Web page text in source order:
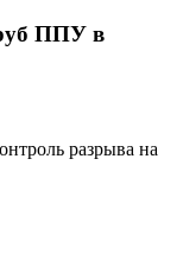
ППУ в
разрыва на